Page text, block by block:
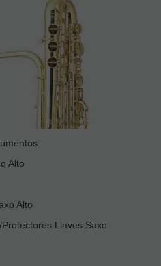
Alto
Alto
Llaves Saxo